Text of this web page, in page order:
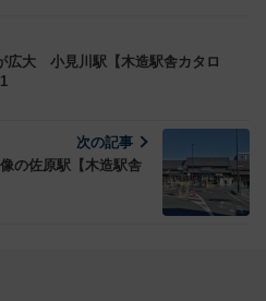
広大 小見川駅【木造駅舎カタロ
次の記事
の佐原駅【木造駅舎